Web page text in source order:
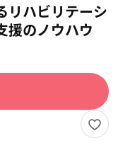
リハビリテーシ
のノウハウ